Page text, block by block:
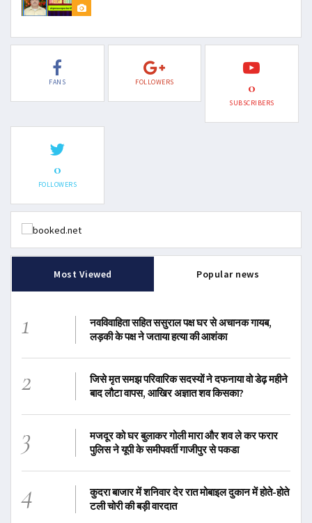
FANS FOLLOWERS 0
SUBSCRIBERS
0
FOLLOWERS
Most Viewed Popular news
1
नवविवाहिता सहित ससुराल पक्ष घर से अचानक गायब,
लड़की के पक्ष ने जताया हत्या की आशंका
2
जिसे मृत समझ परिवारिक सदस्यों ने दफनाया वो डेढ़ महीने
बाद लौटा वापस, आखिर अज्ञात शव किसका?
3
मजदूर को घर बुलाकर गोली मारा और शव ले कर फरार
पुलिस ने यूपी के समीपवर्ती गाजीपुर से पकडा
4
कुदरा बाजार में शनिवार देर रात मोबाइल दुकान में होते-होते
टली चोरी की बड़ी वारदात